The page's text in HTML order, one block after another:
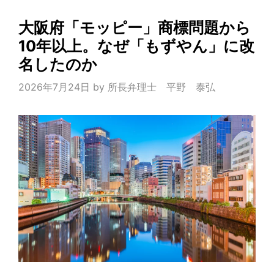
大阪府「モッピー」商標問題から
10年以上。なぜ「もずやん」に改
名したのか
2026年7月24日 by 所長弁理士 平野 泰弘